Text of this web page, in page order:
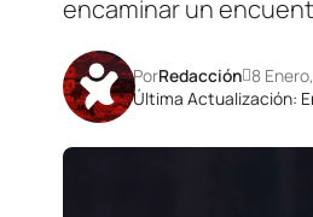
encaminar un
Última Actualización:
PorRedacción 8